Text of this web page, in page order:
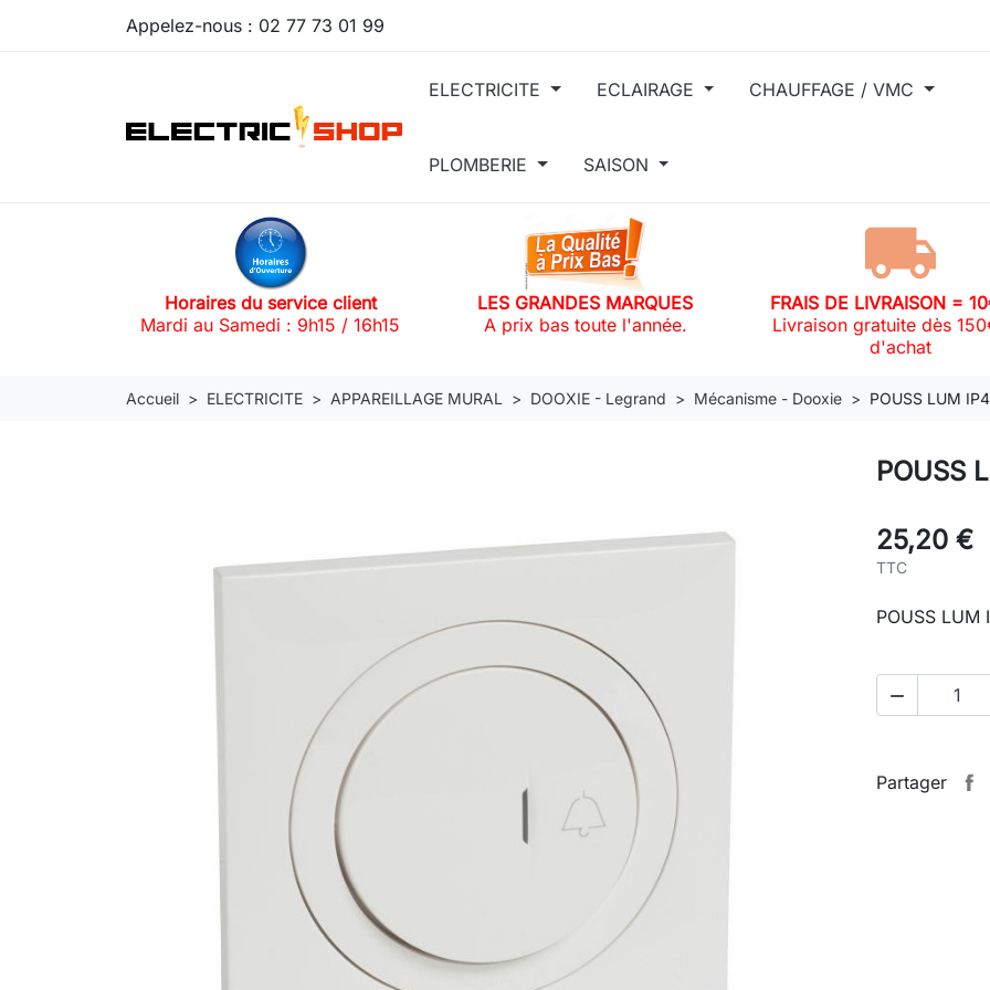
Appelez-nous : 02 77 73 01 99
ELECTRICITE ECLAIRAGE CHAUFFAGE / VMC
PLOMBERIE SAISON
Horaires du service client
Mardi au Samedi : 9h15 / 16h15
LES GRANDES MARQUES
A prix bas toute l'année.
FRAIS DE LIVRAISON =
Livraison gratuite dès
d'achat
Accueil ELECTRICITE APPAREILLAGE MURAL DOOXIE - Legrand Mécanisme - Dooxie POUSS LUM
POUSS
25,20 €
TTC
POUSS LUM

Partager